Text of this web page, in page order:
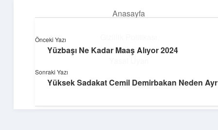
Anasayfa
Hakkımızda
Topluluk ve İlham
Önceki Yazı
Yüzbaşı Ne Kadar Maaş Alıyor 2024
Sonraki Yazı
Yüksek Sadakat Cemil Demirbakan Neden